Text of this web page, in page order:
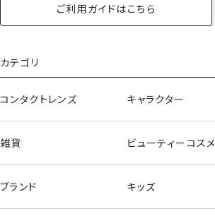
ご利用ガイドはこちら
カテゴリ
コンタクトレンズ キャラクター
雑貨 ビューティーコスメ
ブランド キッズ